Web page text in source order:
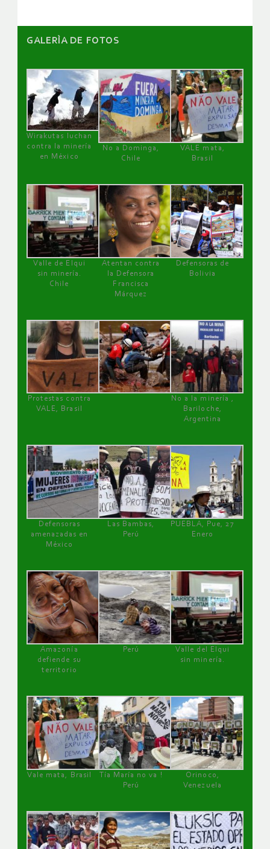
GALERÌA DE FOTOS
Wirakutas luchan
contra la minería
en México
No a Dominga,
Chile
VALE mata,
Brasil
Valle de Elqui
sin minería.
Chile
Atentan contra
la Defensora
Francisca
Márquez
Defensoras de
Bolivia
Protestas contra
VALE, Brasil
No a la minería ,
Bariloche,
Argentina
Defensoras
amenazadas en
México
Las Bambas,
Perú
PUEBLA, Pue, 27
Enero
Amazonía
defiende su
territorio
Perú
Valle del Elqui
sin minería.
Vale mata, Brasil
Tía María no va !
Perú
Orinoco,
Venezuela